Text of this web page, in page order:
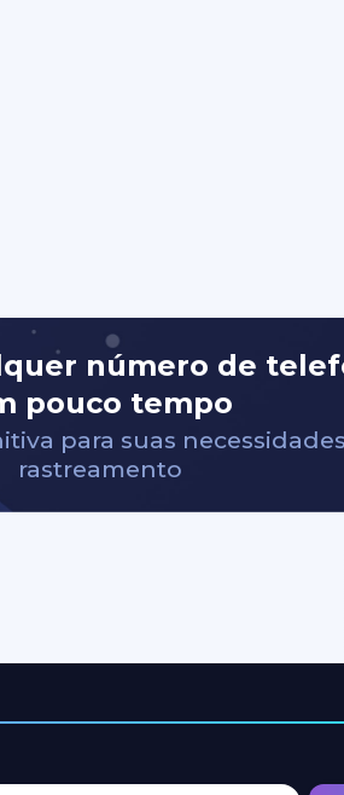
número de
pouco tempo
para suas
rastreamento